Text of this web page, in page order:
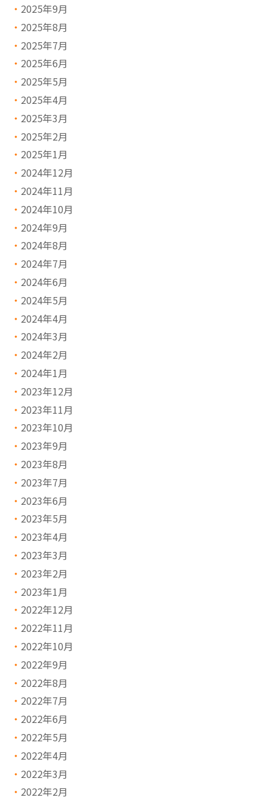
2025年9月
2025年8月
2025年7月
2025年6月
2025年5月
2025年4月
2025年3月
2025年2月
2025年1月
2024年12月
2024年11月
2024年10月
2024年9月
2024年8月
2024年7月
2024年6月
2024年5月
2024年4月
2024年3月
2024年2月
2024年1月
2023年12月
2023年11月
2023年10月
2023年9月
2023年8月
2023年7月
2023年6月
2023年5月
2023年4月
2023年3月
2023年2月
2023年1月
2022年12月
2022年11月
2022年10月
2022年9月
2022年8月
2022年7月
2022年6月
2022年5月
2022年4月
2022年3月
2022年2月